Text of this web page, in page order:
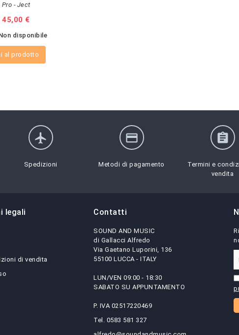
Pro - Ject
Prezzo
45,00 €
disponibile
al prodotto
flight
Spedizioni
credit_card
Metodi di pagamento
assignment
Termini e
vendita
legali
di vendita
Contatti
SOUND AND MUSIC
di Gallacci Alfredo
Via Gaetano Luporini, 136
55100 LUCCA - ITALY
LUN/VEN 09:00 - 18:30
SABATO SU APPUNTAMENTO
P. IVA 02517220469
Tel. 0583 581 327